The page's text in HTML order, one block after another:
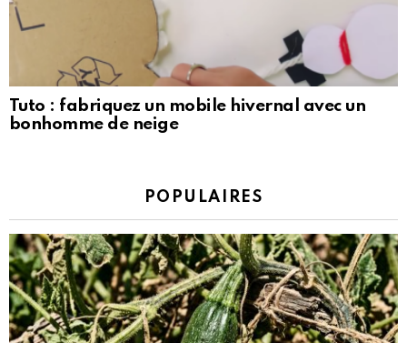
Tuto : fabriquez un mobile hivernal avec un
bonhomme de neige
POPULAIRES